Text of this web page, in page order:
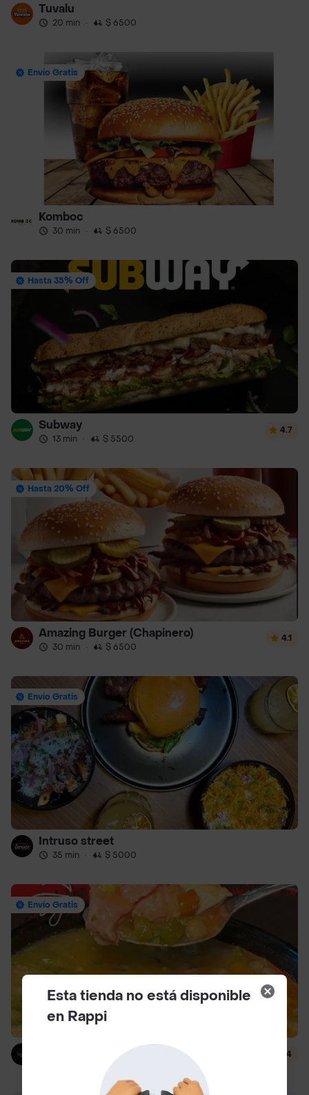
Tuvalu
20 min · $ 6500
Envío Gratis
Komboc
30 min · $ 6500
Hasta 35% Off
Subway
13 min · $ 5500
4.7
Hasta 20% Off
Amazing Burger (Chapinero)
30 min · $ 6500
4.1
Envío Gratis
Intruso street
35 min · $ 5000
Envío Gratis
$ 7000
4.4
Esta tienda no está disponible
en Rappi